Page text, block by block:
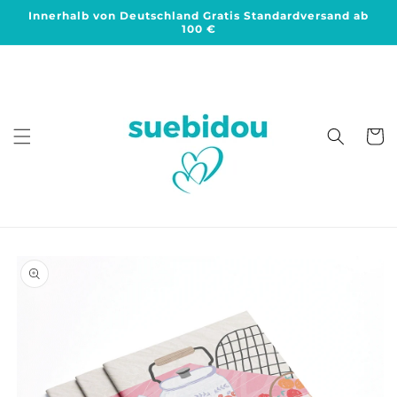
zum
Innerhalb von Deutschland Gratis Standardversand ab
100 €